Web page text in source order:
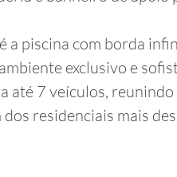
a piscina com borda
exclusivo e
até 7 veículos,
residenciais mais